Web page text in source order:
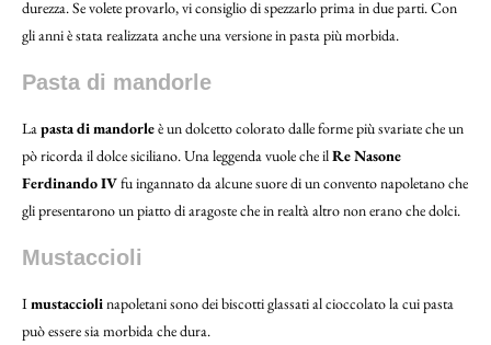
durezza. Se volete provarlo, vi consiglio di spezzarlo prima in due parti. Con
gli anni è stata realizzata anche una versione in pasta più morbida.
Pasta di mandorle
Lapasta di mandorleè un dolcetto colorato dalle forme più svariate che un
pò ricorda il dolce siciliano. Una leggenda vuole che ilRe Nasone
Ferdinando IVfu ingannato da alcune suore di un convento napoletano che
gli presentarono un piatto di aragoste che in realtà altro non erano che dolci.
Mustaccioli
Imustacciolinapoletani sono dei biscotti glassati al cioccolato la cui pasta
può essere sia morbida che dura.